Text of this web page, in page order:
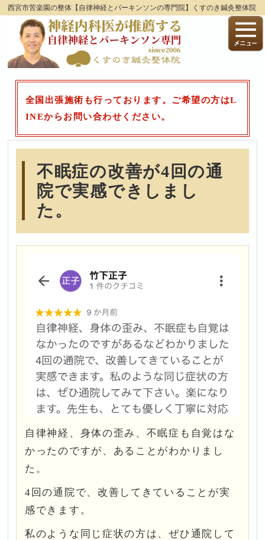
西宮市苦楽園の整体【自律神経とパーキンソンの専門院】くすのき鍼灸整体院
全国出張施術も行っております。ご希望の方はL
INEからお問い合わせください。
不眠症の改善が4回の通
院で実感できしまし
た。
自律神経、身体の歪み、不眠症も自覚はな
かったのですが、あることがわかりまし
た。
4回の通院で、改善してきていることが実
感できます。
私のような同じ症状の方は、ぜひ通院して